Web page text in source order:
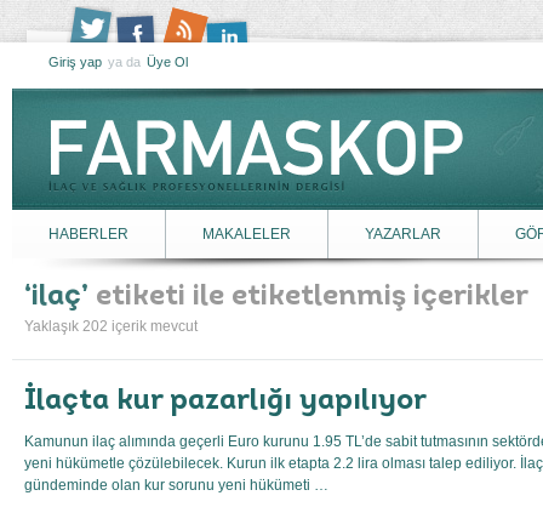
Giriş yap ya da Üye Ol
HABERLER MAKALELER YAZARLAR
ilaç etiketi ile etiketlenmiş içerikler
Yaklaşık 202 içerik mevcut
İlaçta kur pazarlığı yapılıyor
Kamunun ilaç alımında geçerli Euro kurunu 1.95 TL’de sabit tutmasının
yeni hükümetle çözülebilecek. Kurun ilk etapta 2.2 lira olması talep ediliyor.
gündeminde olan kur sorunu yeni hükümeti …